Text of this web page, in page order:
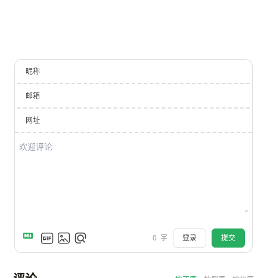
昵称
邮箱
网址
0 字 登录 提交